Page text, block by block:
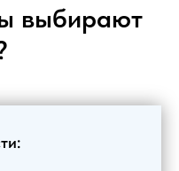
выбирают